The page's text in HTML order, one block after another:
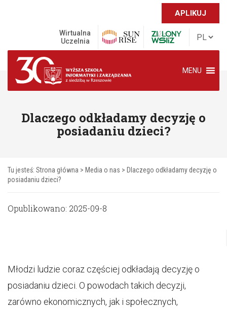
APLIKUJ
Wirtualna
Uczelnia
MENU
Dlaczego odkładamy decyzję o
posiadaniu dzieci?
Tu jesteś: Strona główna > Media o nas > Dlaczego odkładamy decyzję o
posiadaniu dzieci?
Opublikowano: 2025-09-8
Młodzi ludzie coraz częściej odkładają decyzję o
posiadaniu dzieci. O powodach takich decyzji,
zarówno ekonomicznych, jak i społecznych,